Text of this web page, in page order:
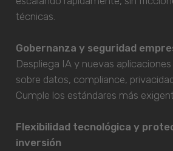
técnicas.
Gobernanza y seguridad
Despliega IA y nuevas
sobre datos, compliance,
Cumple los estándares más
Flexibilidad tecnológica y
inversión